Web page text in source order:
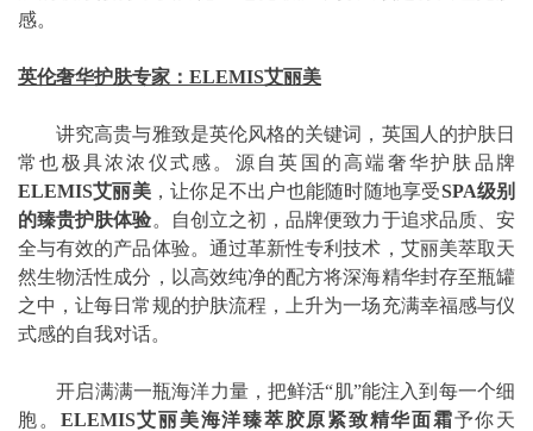
感。
英伦奢华护肤专家：ELEMIS艾丽美
讲究高贵与雅致是英伦风格的关键词，英国人的护肤日
常也极具浓浓仪式感。源自英国的高端奢华护肤品牌
ELEMIS艾丽美，让你足不出户也能随时随地享受SPA级别
的臻贵护肤体验。自创立之初，品牌便致力于追求品质、安
全与有效的产品体验。通过革新性专利技术，艾丽美萃取天
然生物活性成分，以高效纯净的配方将深海精华封存至瓶罐
之中，让每日常规的护肤流程，上升为一场充满幸福感与仪
式感的自我对话。
开启满满一瓶海洋力量，把鲜活“肌”能注入到每一个细
胞。 ELEMIS艾丽美海洋臻萃胶原紧致精华面霜予你天